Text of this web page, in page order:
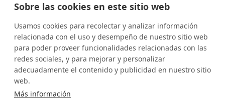
No lo dejes para septiembre:
revisión dental en Sevilla
Jul 29, 2026
Sobre las cookies en este sitio web
Usamos cookies para recolectar y analizar información
relacionada con el uso y desempeño de nuestro sitio web
para poder proveer funcionalidades relacionadas con las
redes sociales, y para mejorar y personalizar
adecuadamente el contenido y publicidad en nuestro sitio
web.
Más información